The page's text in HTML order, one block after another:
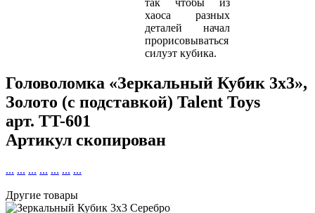
хаоса разных
деталей начал
прорисовываться
силуэт кубика.
Головоломка «Зеркальный Кубик 3х3»,
Золото (с подставкой) Talent Toys
арт. TT-601
Артикул скопирован
... ... ... ... ... ... ...
Другие товары